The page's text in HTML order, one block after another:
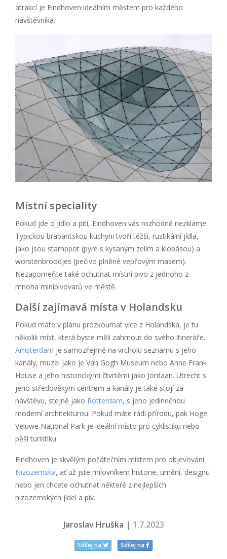
atrakcí je Eindhoven ideálním městem pro každého
návštěvníka.
Místní speciality
Pokud jde o jídlo a pití, Eindhoven vás rozhodně nezklame.
Typickou brabantskou kuchyni tvoří těžší, rustikální jídla,
jako jsou stamppot (pyré s kysaným zelím a klobásou) a
worstenbroodjes (pečivo plněné vepřovým masem).
Nezapomeňte také ochutnat místní pivo z jednoho z
mnoha minipivovarů ve městě.
Další zajímavá místa v Holandsku
Pokud máte v plánu prozkoumat více z Holandska, je tu
několik míst, která byste měli zahrnout do svého itineráře.
Amsterdam je samozřejmě na vrcholu seznamu s jeho
kanály, muzei jako je Van Gogh Museum nebo Anne Frank
House a jeho historickými čtvrtěmi jako Jordaan. Utrecht s
jeho středověkým centrem a kanály je také stojí za
návštěvu, stejně jako Rotterdam, s jeho jedinečnou
moderní architekturou. Pokud máte rádi přírodu, pak Hoge
Veluwe National Park je ideální místo pro cyklistiku nebo
pěší turistiku.
Eindhoven je skvělým počátečním místem pro objevování
Nizozemska, ať už jste milovníkem historie, umění, designu
nebo jen chcete ochutnat některé z nejlepších
nizozemských jídel a piv.
Jaroslav Hruška | 1.7.2023
Sdílej na Sdílej na